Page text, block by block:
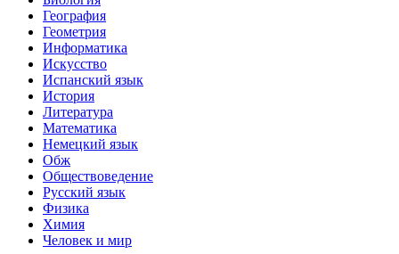
География
Геометрия
Информатика
Искусство
Испанский язык
История
Литература
Математика
Немецкий язык
Обж
Обществоведение
Русский язык
Физика
Химия
Человек и мир